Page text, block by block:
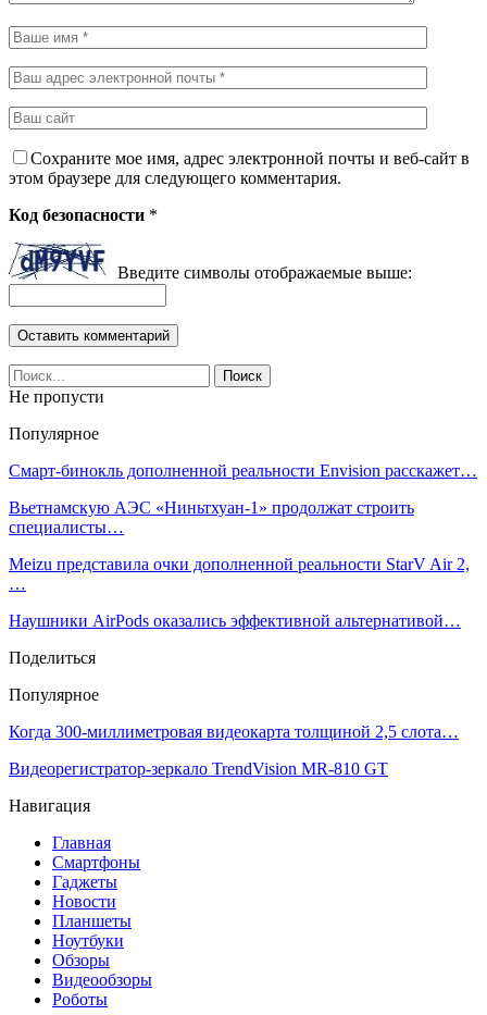
Сохраните мое имя, адрес электронной почты и веб-сайт в
этом браузере для следующего комментария.
Код безопасности *
Введите символы отображаемые выше:
Не пропусти
Популярное
Смарт-бинокль дополненной реальности Envision расскажет…
Вьетнамскую АЭС «Ниньтхуан-1» продолжат строить
специалисты…
Meizu представила очки дополненной реальности StarV Air 2,
…
Наушники AirPods оказались эффективной альтернативой…
Поделиться
Популярное
Когда 300-миллиметровая видеокарта толщиной 2,5 слота…
Видеорегистратор-зеркало TrendVision MR-810 GT
Навигация
Главная
Смартфоны
Гаджеты
Новости
Планшеты
Ноутбуки
Обзоры
Видеообзоры
Роботы